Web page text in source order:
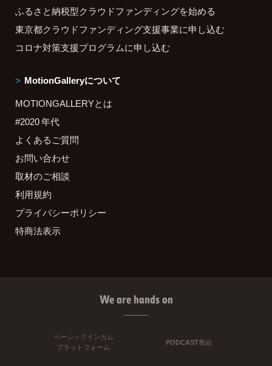
ふるさと納税型クラウドファンディングを始める
東京都クラウドファンディング支援事業に申し込む
コロナ対策支援プログラムに申し込む
MotionGalleryについて
MOTIONGALLERYとは
#2020 年代
よくあるご質問
お問い合わせ
取材のご相談
利用規約
プライバシーポリシー
特商法表示
We are hands on
ベーシックインカム
プラットフォーム
PODCAST番組